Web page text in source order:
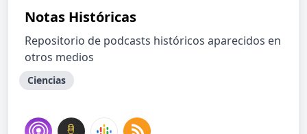
Notas Históricas
Repositorio de podcasts históricos aparecidos en
otros medios
Ciencias